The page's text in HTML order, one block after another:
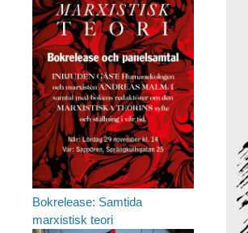
Bokrelease: Samtida
marxistisk teori